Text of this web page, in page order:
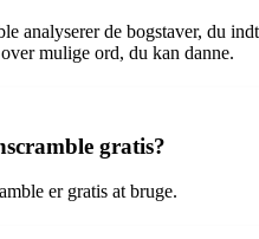
analyserer de bogstaver, du
mulige ord, du kan danne.
gratis?
er gratis at bruge.